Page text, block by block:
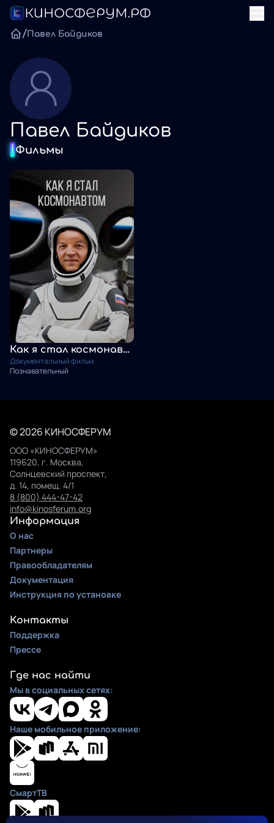
/Павел Байдиков
Павел Байдиков
Фильмы
Как я стал космонавтом
Документальный фильм
Познавательный
© 2026 КИНОСФЕРУМ
ООО «КИНОСФЕРУМ»
119620, г. Москва,
Солнцевский проспект,
д. 14, помещ. 4/1
8 (800) 444-47-42
info@kinosferum.org
Информация
О нас
Партнеры
Правообладателям
Документация
Инструкция по установке
Контакты
Поддержка
Прессе
Где нас найти
Мы в социальных сетях:
Наше мобильное приложение:
СмартТВ